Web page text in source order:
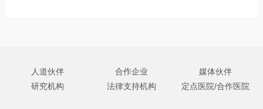
人道伙伴 合作企业
媒体伙伴
研究机构
法律支持机构 定点医院/合作医院